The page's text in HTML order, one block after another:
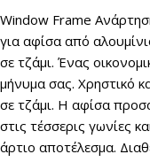
Window Frame
για αφίσα από
σε τζάμι. Ένας
μήνυμα σας. Χρηστικό
σε τζάμι. Η αφίσα
στις τέσσερις γωνίες
άρτιο αποτέλεσμα.